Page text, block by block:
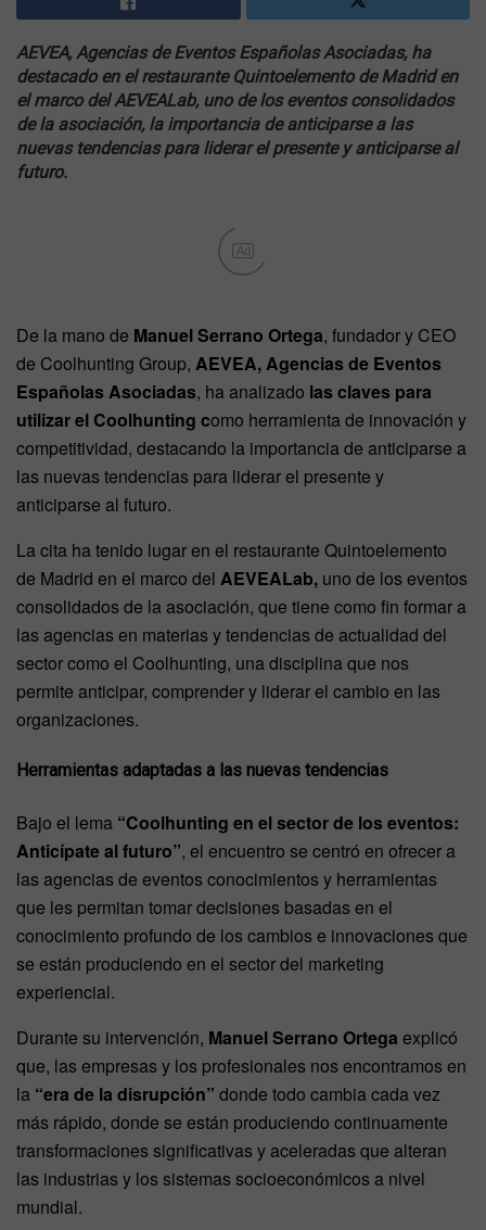
AEVEA, Agencias de Eventos Españolas Asociadas, ha
destacado en el restaurante Quintoelemento de Madrid en
el marco del AEVEALab, uno de los eventos consolidados
de la asociación, la importancia de anticiparse a las
nuevas tendencias para liderar el presente y anticiparse al
futuro.
Ad
De la mano de Manuel Serrano Ortega, fundador y CEO
de Coolhunting Group, AEVEA, Agencias de Eventos
Españolas Asociadas, ha analizado las claves para
utilizar el Coolhunting como herramienta de innovación y
competitividad, destacando la importancia de anticiparse a
las nuevas tendencias para liderar el presente y
anticiparse al futuro.
La cita ha tenido lugar en el restaurante Quintoelemento
de Madrid en el marco del AEVEALab, uno de los eventos
consolidados de la asociación, que tiene como fin formar a
las agencias en materias y tendencias de actualidad del
sector como el Coolhunting, una disciplina que nos
permite anticipar, comprender y liderar el cambio en las
organizaciones.
Herramientas adaptadas a las nuevas tendencias
Bajo el lema “Coolhunting en el sector de los eventos:
Anticípate al futuro”, el encuentro se centró en ofrecer a
las agencias de eventos conocimientos y herramientas
que les permitan tomar decisiones basadas en el
conocimiento profundo de los cambios e innovaciones que
se están produciendo en el sector del marketing
experiencial.
Durante su intervención, Manuel Serrano Ortega explicó
que, las empresas y los profesionales nos encontramos en
la “era de la disrupción” donde todo cambia cada vez
más rápido, donde se están produciendo continuamente
transformaciones significativas y aceleradas que alteran
las industrias y los sistemas socioeconómicos a nivel
mundial.